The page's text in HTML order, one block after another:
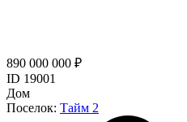
890 000 000 ₽
ID 19001
Дом
Поселок: Тайм 2